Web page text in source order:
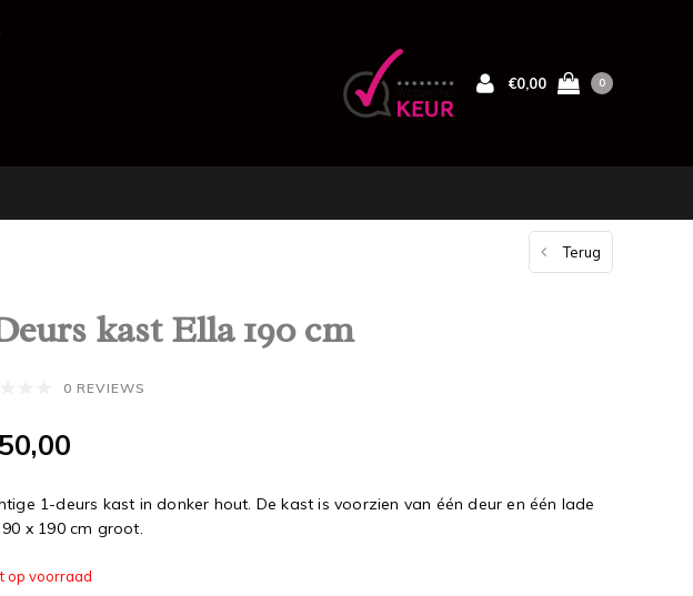
€0,00 0
Terug
kast Ella 190 cm
0 REVIEWS
1-deurs kast in donker hout. De kast is voorzien van één deur en één lade
x 190 cm groot.
op voorraad